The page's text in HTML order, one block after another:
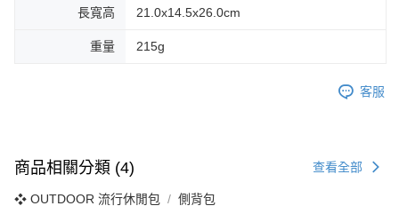
長寬高 21.0x14.5x26.0cm
重量 215g
客服
商品相關分類 (4) 查看全部
❖ OUTDOOR 流行休閒包 側背包